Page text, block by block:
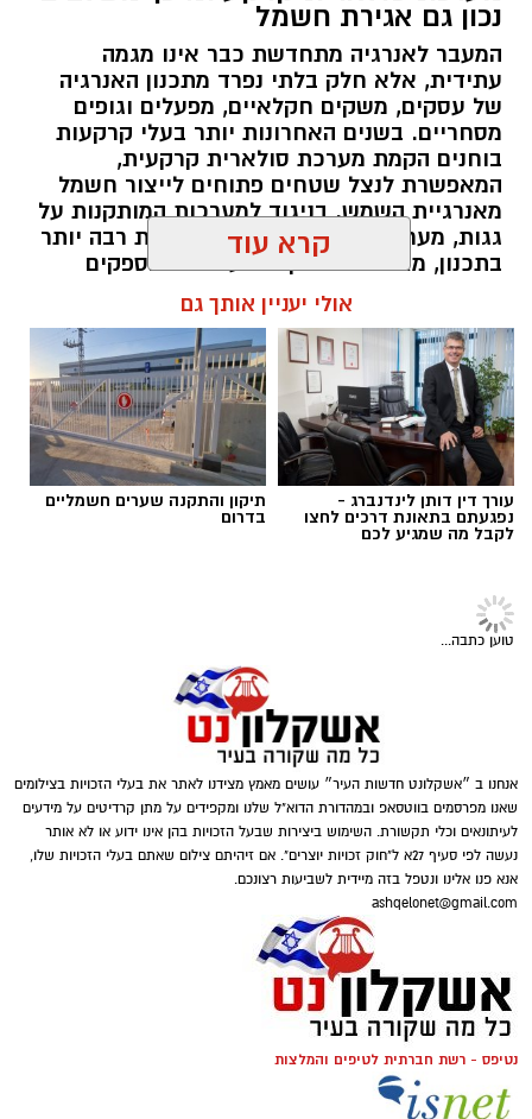
נכון גם אגירת חשמל
המעבר לאנרגיה מתחדשת כבר אינו מגמה
עתידית, אלא חלק בלתי נפרד מתכנון האנרגיה
של עסקים, משקים חקלאיים, מפעלים וגופים
מסחריים. בשנים האחרונות יותר בעלי קרקעות
בוחנים הקמת מערכת סולארית קרקעית,
המאפשרת לנצל שטחים פתוחים לייצור חשמל
מאנרגיית השמש. בניגוד למערכות המותקנות על
גגות, מערכת קרקעית מעניקה גמישות רבה יותר
בתכנון, מאפשרת התקנת מערכות בהספקים
גבוהים ומקלה על ביצוע תחזוקה שוטפת.
במקביל, העלייה במודעות לניהול אנרגיה יעיל
הובילה לכך שיותר פרויקטים משלבים כבר בשלב
התכנון גם פתרונות אגירה, במטרה להפיק ערך
גבוה יותר מהחשמל המיוצר. השילוב בין ייצור
חשמל לבין אגירת אנרגיה הופך את המערכת
לגמישה יותר ומאפשר להתאים אותה לצרכים
המשתנים של העסק לאורך השנים.
תוכן שיווקי / 10:30 09.08.26
תוספת אגירה למערכת, אגירת חשמל בסוללות
מערכת סולארית קרקעית
קרא עוד
אולי יעניין אותך גם
עורך דין דותן לינדנברג -
נפגעתם בתאונת דרכים לחצו
לקבל מה שמגיע לכם
תיקון והתקנה שערים חשמליים
בדרום
טוען כתבה...
אנחנו ב ״אשקלונט חדשות העיר״ עושים מאמץ מצידנו לאתר את בעלי הזכויות בצילומים
שאנו מפרסמים בווטסאפ ובמהדורת הדוא"ל שלנו ומקפידים על מתן קרדיטים על מידעים
לעיתונאים וכלי תקשורת. השימוש ביצירות שבעל הזכויות בהן אינו ידוע או לא אותר
נעשה לפי סעיף 27א ל"חוק זכויות יוצרים". אם זיהיתם צילום שאתם בעלי הזכויות שלו,
אנא פנו אלינו ונטפל בזה מיידית לשביעות רצונכם.
ashqelonet@gmail.com
נטיפס - רשת חברתית לטיפים והמלצות